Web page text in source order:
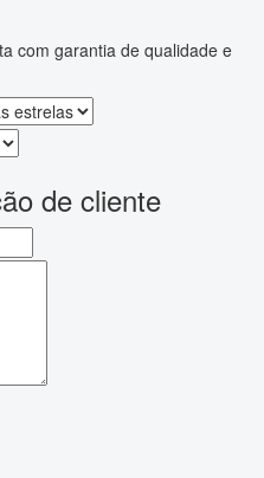
com garantia de qualidade e
de cliente